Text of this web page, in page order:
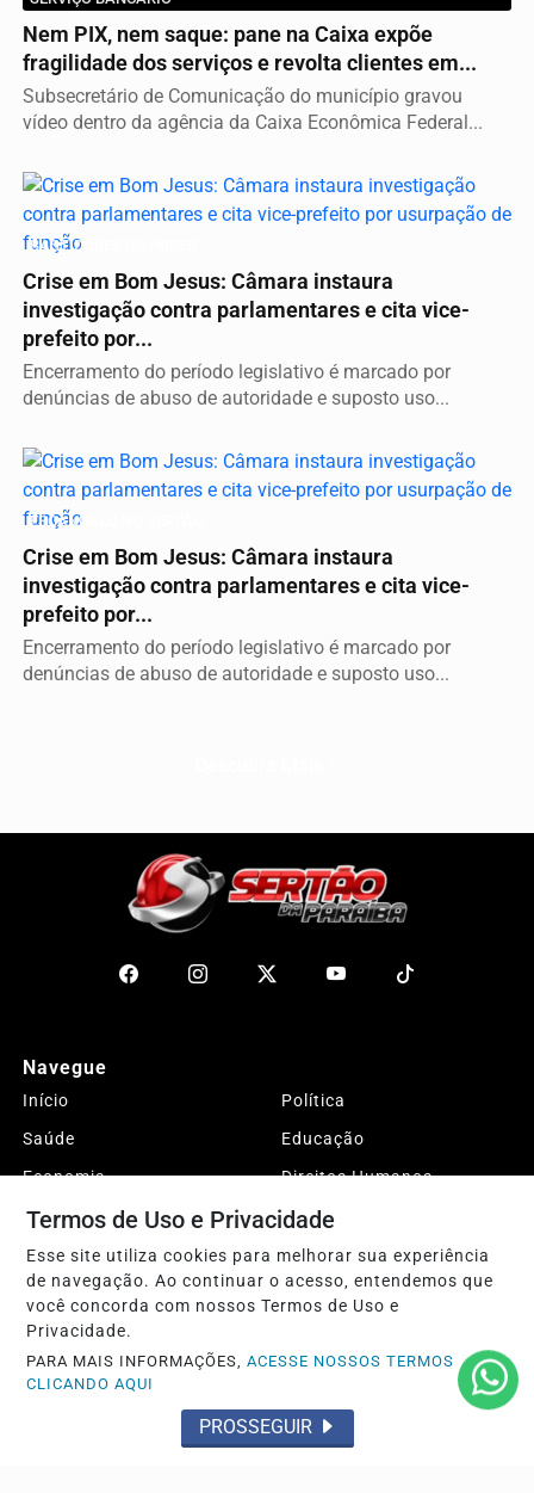
Nem PIX, nem saque: pane na Caixa expõe
fragilidade dos serviços e revolta clientes em...
Subsecretário de Comunicação do município gravou
vídeo dentro da agência da Caixa Econômica Federal...
BASTIDORES DO PODER
Crise em Bom Jesus: Câmara instaura
investigação contra parlamentares e cita vice-
prefeito por...
Encerramento do período legislativo é marcado por
denúncias de abuso de autoridade e suposto uso...
ESCÂNDALO NO SERTÃO
Crise em Bom Jesus: Câmara instaura
investigação contra parlamentares e cita vice-
prefeito por...
Encerramento do período legislativo é marcado por
denúncias de abuso de autoridade e suposto uso...
Navegue
Início
Política
Saúde
Educação
Economia
Direitos Humanos
Entretenimento
Esportes
DESTAQUES
Justiça
Conteúdo Patrocinado
Agro
Polícia
Expediente
FAQ
Termos de Uso e Privacidade
Esse site utiliza cookies para melhorar sua experiência
de navegação. Ao continuar o acesso, entendemos que
você concorda com nossos Termos de Uso e
Privacidade.
PARA MAIS INFORMAÇÕES,ACESSE NOSSOS TERMOS
CLICANDO AQUI
PROSSEGUIR